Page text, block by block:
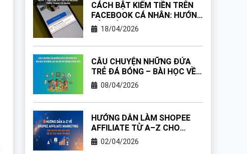
CÁCH BẬT KIẾM TIỀN TRÊN
FACEBOOK CÁ NHÂN: HƯỚNG
DẪN TỪNG BƯỚC CHO NGƯỜI
MỚI
18/04/2026
CÂU CHUYỆN NHỮNG ĐỨA
TRẺ ĐÁ BÓNG – BÀI HỌC VỀ
ĐỘNG LỰC VÀ GIÁ TRỊ
TRONG CÔNG VIỆC
08/04/2026
HƯỚNG DẪN LÀM SHOPEE
AFFILIATE TỪ A–Z CHO
NGƯỜI MỚI MANG LẠI THU
NHẬP ỔN ĐỊNH
02/04/2026